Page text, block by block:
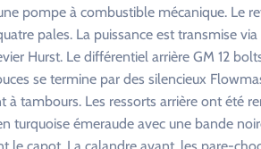
pompe à combustible mécanique. Le
pales. La puissance est transmise
Hurst. Le différentiel arrière GM 12
se termine par des silencieux
tambours. Les ressorts arrière ont été
turquoise émeraude avec une bande